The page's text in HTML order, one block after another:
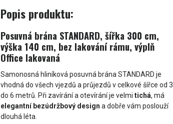
Popis produktu:
Posuvná brána STANDARD, šířka 300 cm,
výška 140 cm, bez lakování rámu, výplň
Office lakovaná
Samonosná hliníková posuvná brána STANDARD je
vhodná do všech vjezdů a průjezdů v celkové šířce od 3
do 6 metrů. Při zavírání a otevírání je velmitichá, má
elegantní bezúdržbový design a dobře vám poslouží
dlouhá léta.